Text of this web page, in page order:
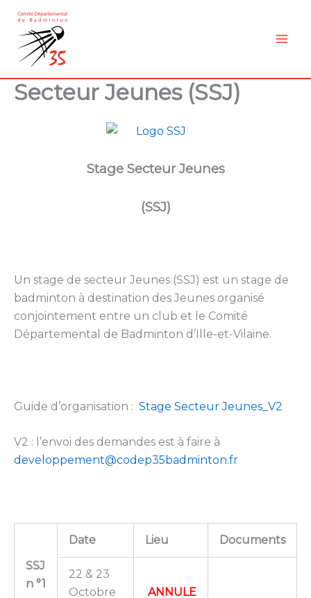
contenu
Secteur Jeunes (SSJ)
Stage Secteur Jeunes
(SSJ)
Un stage de secteur Jeunes (SSJ) est un stage de
badminton à destination des Jeunes organisé
conjointement entre un club et le Comité
Départemental de Badminton d’Ille-et-Vilaine.
Guide d’organisation : Stage Secteur Jeunes_V2
V2 : l’envoi des demandes est à faire à
developpement@codep35badminton.fr
SSJ
n °1
Date Lieu Documents
22 & 23
Octobre
ANNULE